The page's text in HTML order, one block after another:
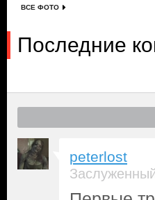
ВСЕ ФОТО
Последние
peterlost